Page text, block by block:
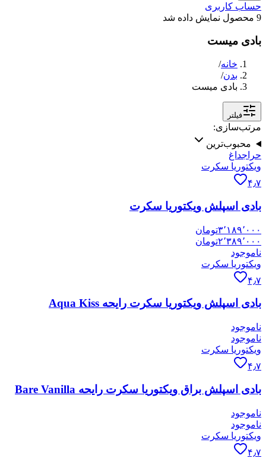
حساب کاربری
9 محصول نمایش داده شد
بادی میست
خانه/
بدن/
بادی میست
فیلتر
مرتب‌سازی:
محبوب‌ترین
حراجداغ
ویکتوریا سکرت
۴٫۷
بادی اسپلش ویکتوریا سکرت
۳٬۱۸۹٬۰۰۰تومان
۲٬۳۸۹٬۰۰۰تومان
ناموجود
ویکتوریا سکرت
۴٫۷
بادی اسپلش ویکتوریا سکرت رایحه Aqua Kiss
ناموجود
ناموجود
ویکتوریا سکرت
۴٫۷
بادی اسپلش براق ویکتوریا سکرت رایحه Bare Vanilla
ناموجود
ناموجود
ویکتوریا سکرت
۴٫۷